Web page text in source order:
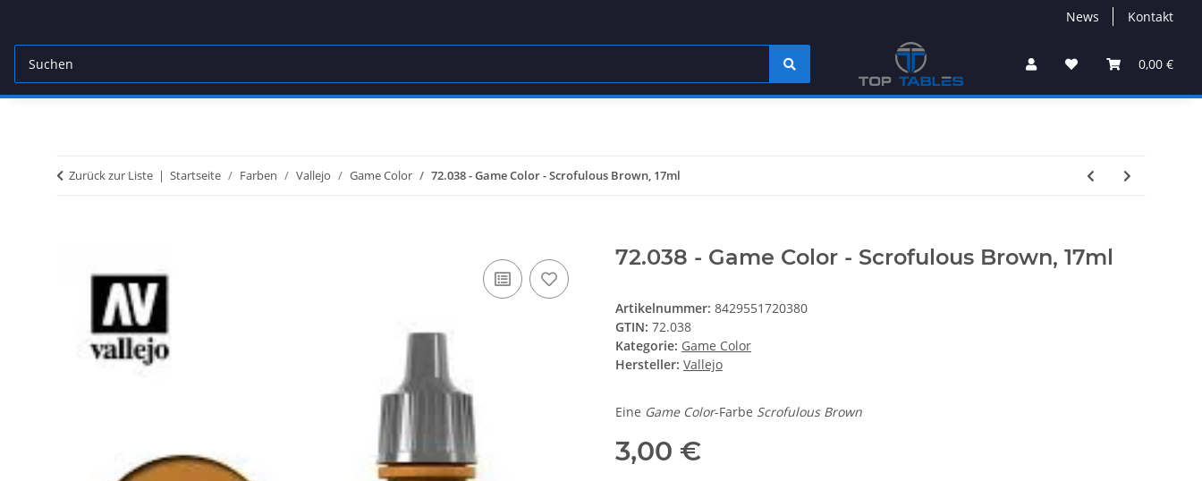
News Kontakt
0,00 €
Zurück zur Liste Startseite Farben Vallejo Game Color 72.038 - Game Color - Scrofulous Brown, 17ml
72.038 - Game Color - Scrofulous Brown, 17ml
Artikelnummer: 8429551720380
GTIN: 72.038
Kategorie: Game Color
Hersteller: Vallejo
Eine Game Color-Farbe Scrofulous Brown
3,00 €